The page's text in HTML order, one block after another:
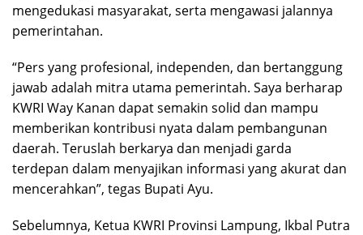
mengedukasi masyarakat, serta mengawasi jalannya
pemerintahan.
“Pers yang profesional, independen, dan bertanggung
jawab adalah mitra utama pemerintah. Saya berharap
KWRI Way Kanan dapat semakin solid dan mampu
memberikan kontribusi nyata dalam pembangunan
daerah. Teruslah berkarya dan menjadi garda
terdepan dalam menyajikan informasi yang akurat dan
mencerahkan”, tegas Bupati Ayu.
Sebelumnya, Ketua KWRI Provinsi Lampung, Ikbal Putra